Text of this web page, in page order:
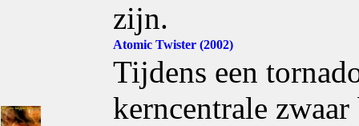
zijn.
Atomic Twister (2002)
Tijdens een
kerncentrale